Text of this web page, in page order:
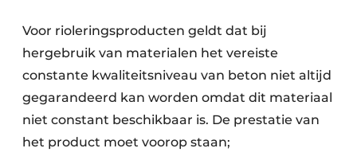
Voor rioleringsproducten geldt dat bij
hergebruik van materialen het vereiste
constante kwaliteitsniveau van beton niet altijd
gegarandeerd kan worden omdat dit materiaal
niet constant beschikbaar is. De prestatie van
het product moet voorop staan;